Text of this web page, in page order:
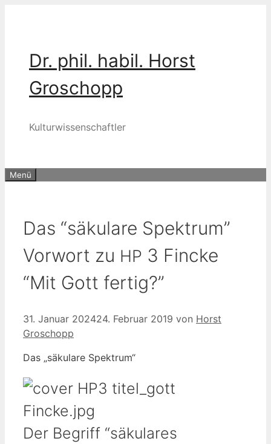
Dr. phil. habil. Horst
Groschopp
Kulturwissenschaftler
Menü
Das “säkulare Spektrum”
Vorwort zu HP 3 Fincke
“Mit Gott fertig?”
31. Januar 202424. Februar 2019 von Horst
Groschopp
Das „säku­la­re Spektrum“
Der Begriff “säkulares